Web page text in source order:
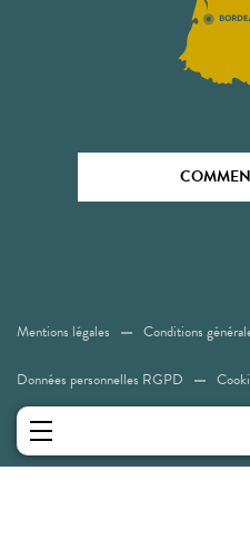
Mentions légales Conditions
Données personnelles RGPD
Accessibilité: Non conforme